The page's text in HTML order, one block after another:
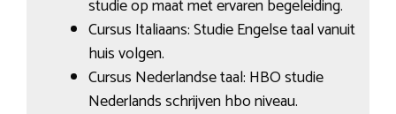
studie op maat met ervaren begeleiding.
Cursus Italiaans: Studie Engelse taal vanuit
huis volgen.
Cursus Nederlandse taal: HBO studie
Nederlands schrijven hbo niveau.